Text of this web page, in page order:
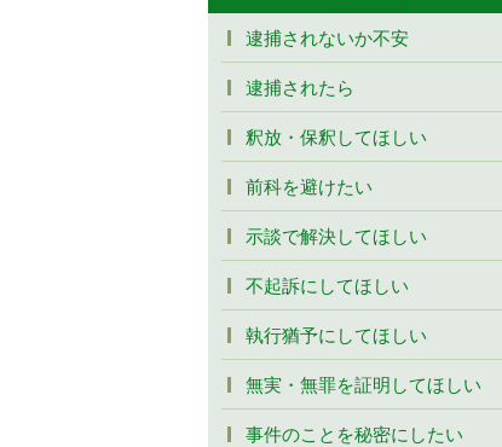
逮捕されないか不安
逮捕されたら
釈放・保釈してほしい
前科を避けたい
示談で解決してほしい
不起訴にしてほしい
執行猶予にしてほしい
無実・無罪を証明してほしい
事件のことを秘密にしたい